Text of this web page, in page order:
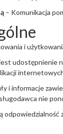
– Komunikacja
i
udostępnienie
i informacje
nie